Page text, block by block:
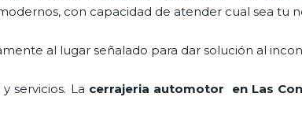
con capacidad de atender cual sea tu
al lugar señalado para dar solución al
servicios. La cerrajeria automotor en Las